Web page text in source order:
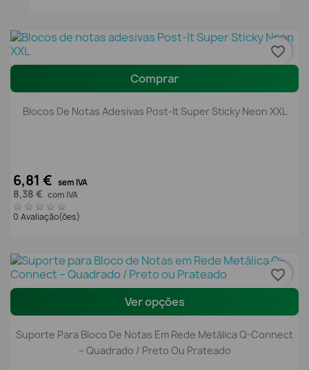
Comprar
Blocos De Notas Adesivas Post-It Super Sticky Neon XXL
6,81 € sem IVA
8,38 € com IVA
0 Avaliação(ões)
favorite_border
Ver opções
Suporte Para Bloco De Notas Em Rede Metálica Q-Connect
– Quadrado / Preto Ou Prateado
favorite_border